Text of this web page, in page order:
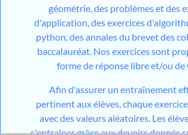
géométrie, des problèmes et des
d'application, des exercices
python, des annales du brevet des
baccalauréat. Nos exercices sont
forme de réponse libre et/ou de
Afin d'assurer un entraînement
pertinent aux élèves, chaque
avec des valeurs aléatoires. Les
s'entraîner grâce aux devoirs donnés